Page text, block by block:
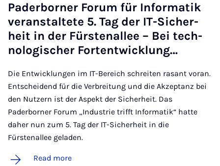
Pader­borner For­um für In­form­atik
ver­an­stal­tete 5. Tag der IT-Sich­er­
heit in der Für­sten­allee – Bei tech­
no­lo­gis­cher Fortentwicklung…
Die Entwicklungen im IT-Bereich schreiten rasant voran.
Entscheidend für die Verbreitung und die Akzeptanz bei
den Nutzern ist der Aspekt der Sicherheit. Das
Paderborner Forum „Industrie trifft Informatik“ hatte
daher nun zum 5. Tag der IT-Sicherheit in die
Fürstenallee geladen.
Read more